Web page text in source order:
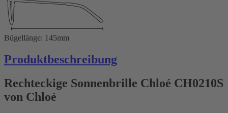
Bügellänge: 145mm
Produktbeschreibung
Rechteckige Sonnenbrille Chloé CH0210S
von Chloé